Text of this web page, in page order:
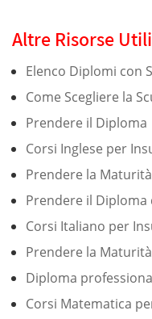
Altre Risorse
Elenco Diplomi con
Come Scegliere la
Prendere il Diploma
Corsi Inglese per
Prendere la
Prendere il Diploma
Corsi Italiano per
Prendere la
Diploma
Corsi Matematica